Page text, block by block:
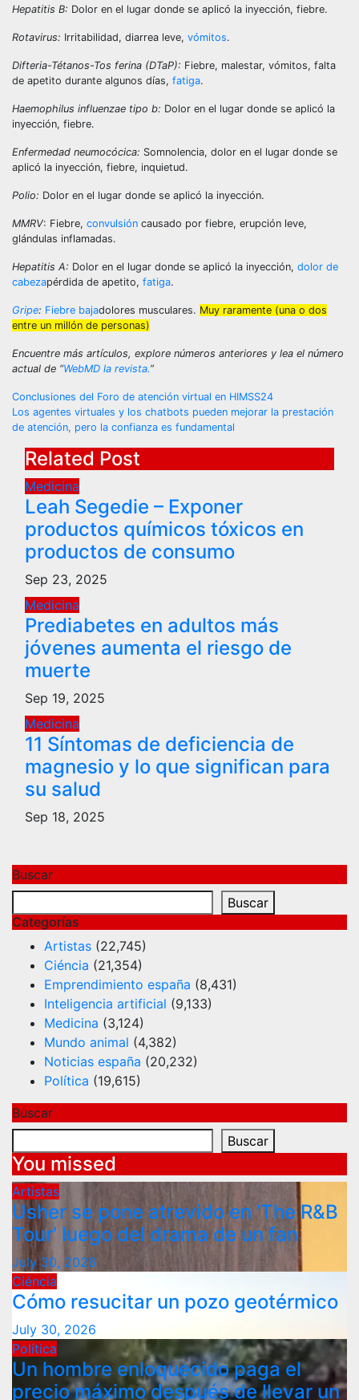
Hepatitis B: Dolor en el lugar donde se aplicó la inyección, fiebre.
Rotavirus: Irritabilidad, diarrea leve, vómitos.
Difteria-Tétanos-Tos ferina (DTaP): Fiebre, malestar, vómitos, falta
de apetito durante algunos días, fatiga.
Haemophilus influenzae tipo b: Dolor en el lugar donde se aplicó la
inyección, fiebre.
Enfermedad neumocócica: Somnolencia, dolor en el lugar donde se
aplicó la inyección, fiebre, inquietud.
Polio: Dolor en el lugar donde se aplicó la inyección.
MMRV: Fiebre, convulsión causado por fiebre, erupción leve,
glándulas inflamadas.
Hepatitis A: Dolor en el lugar donde se aplicó la inyección, dolor de
cabezapérdida de apetito, fatiga.
Gripe: Fiebre bajadolores musculares. Muy raramente (una o dos
entre un millón de personas)
Encuentre más artículos, explore números anteriores y lea el número
actual de “WebMD la revista.”
Post
navigation
Conclusiones del Foro de atención virtual en HIMSS24
Los agentes virtuales y los chatbots pueden mejorar la prestación
de atención, pero la confianza es fundamental
Related Post
Medicina
Leah Segedie – Exponer
productos químicos tóxicos en
productos de consumo
Sep 23, 2025
Medicina
Prediabetes en adultos más
jóvenes aumenta el riesgo de
muerte
Sep 19, 2025
Medicina
11 Síntomas de deficiencia de
magnesio y lo que significan para
su salud
Sep 18, 2025
Buscar
Buscar
Categorías
Artistas (22,745)
Ciéncia (21,354)
Emprendimiento españa (8,431)
Inteligencia artificial (9,133)
Medicina (3,124)
Mundo animal (4,382)
Noticias españa (20,232)
Política (19,615)
Buscar
Buscar
You missed
Artistas
Usher se pone atrevido en ‘The R&B
Tour’ luego del drama de un fan
July 30, 2026
Ciéncia
Cómo resucitar un pozo geotérmico
July 30, 2026
Política
Un hombre enloquecido paga el
precio máximo después de llevar un